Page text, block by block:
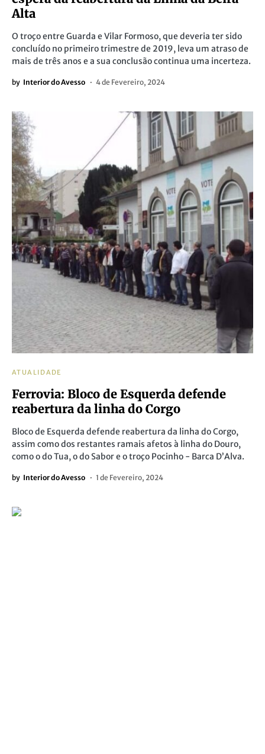
Alta
O troço entre Guarda e Vilar Formoso, que deveria ter sido
concluído no primeiro trimestre de 2019, leva um atraso de
mais de três anos e a sua conclusão continua uma incerteza.
by Interior do Avesso 4 de Fevereiro, 2024
ATUALIDADE
Ferrovia: Bloco de Esquerda defende
reabertura da linha do Corgo
Bloco de Esquerda defende reabertura da linha do Corgo,
assim como dos restantes ramais afetos à linha do Douro,
como o do Tua, o do Sabor e o troço Pocinho - Barca D’Alva.
by Interior do Avesso 1 de Fevereiro, 2024